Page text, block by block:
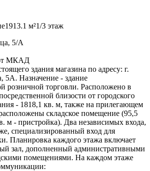
1913.1 м²1/3 этаж
5/А
МКАД
здания магазина по адресу: г.
5А. Назначение - здание
розничной торговли. Расположено в
близости от городского
- 1818,1 кв. м, также на прилегающем
складское помещение (95,5
м - пристройка). Два независимых входа,
специализированный вход для
Планировка каждого этажа включает
зал, дополненный административными
помещениями. На каждом этаже